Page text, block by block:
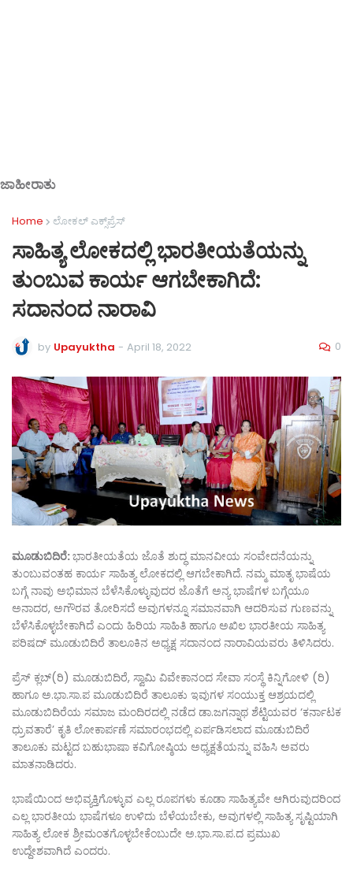
ಜಾಹೀರಾತು
Home ಲೋಕಲ್ ಎಕ್ಸ್‌ಪ್ರೆಸ್
ಸಾಹಿತ್ಯ ಲೋಕದಲ್ಲಿ ಭಾರತೀಯತೆಯನ್ನು
ತುಂಬುವ ಕಾರ್ಯ ಆಗಬೇಕಾಗಿದೆ:
ಸದಾನಂದ ನಾರಾವಿ
by Upayuktha - April 18, 2022 0
ಮೂಡುಬಿದಿರೆ:ಭಾರತೀಯತೆಯ ಜೊತೆ ಶುದ್ಧ ಮಾನವೀಯ ಸಂವೇದನೆಯನ್ನು
ತುಂಬುವಂತಹ ಕಾರ್ಯ ಸಾಹಿತ್ಯ ಲೋಕದಲ್ಲಿ ಆಗಬೇಕಾಗಿದೆ. ನಮ್ಮ ಮಾತೃ ಭಾಷೆಯ
ಬಗ್ಗೆ ನಾವು ಅಭಿಮಾನ ಬೆಳೆಸಿಕೊಳ್ಳುವುದರ ಜೊತೆಗೆ ಅನ್ಯ ಭಾಷೆಗಳ ಬಗ್ಗೆಯೂ
ಅನಾದರ, ಅಗೌರವ ತೋರಿಸದೆ ಅವುಗಳನ್ನೂ ಸಮಾನವಾಗಿ ಆದರಿಸುವ ಗುಣವನ್ನು
ಬೆಳೆಸಿಕೊಳ್ಳಬೇಕಾಗಿದೆ ಎಂದು ಹಿರಿಯ ಸಾಹಿತಿ ಹಾಗೂ ಅಖಿಲ ಭಾರತೀಯ ಸಾಹಿತ್ಯ
ಪರಿಷದ್ ಮೂಡುಬಿದಿರೆ ತಾಲೂಕಿನ ಅಧ್ಯಕ್ಷ ಸದಾನಂದ ನಾರಾವಿಯವರು ತಿಳಿಸಿದರು.
ಪ್ರೆಸ್ ಕ್ಲಬ್(ರಿ) ಮೂಡುಬಿದಿರೆ, ಸ್ವಾಮಿ ವಿವೇಕಾನಂದ ಸೇವಾ ಸಂಸ್ಥೆ ಕಿನ್ನಿಗೋಳಿ (ರಿ)
ಹಾಗೂ ಅ.ಭಾ.ಸಾ.ಪ ಮೂಡುಬಿದಿರೆ ತಾಲೂಕು ಇವುಗಳ ಸಂಯುಕ್ತ ಆಶ್ರಯದಲ್ಲಿ
ಮೂಡುಬಿದಿರೆಯ ಸಮಾಜ ಮಂದಿರದಲ್ಲಿ ನಡೆದ ಡಾ.ಜಗನ್ನಾಥ ಶೆಟ್ಟಿಯವರ ‘ಕರ್ನಾಟಕ
ಧ್ರುವತಾರೆ’ ಕೃತಿ ಲೋಕಾರ್ಪಣೆ ಸಮಾರಂಭದಲ್ಲಿ ಏರ್ಪಡಿಸಲಾದ ಮೂಡುಬಿದಿರೆ
ತಾಲೂಕು ಮಟ್ಟದ ಬಹುಭಾಷಾ ಕವಿಗೋಷ್ಠಿಯ ಅಧ್ಯಕ್ಷತೆಯನ್ನು ವಹಿಸಿ ಅವರು
ಮಾತನಾಡಿದರು.
ಭಾಷೆಯಿಂದ ಅಭಿವ್ಯಕ್ತಿಗೊಳ್ಳುವ ಎಲ್ಲ ರೂಪಗಳು ಕೂಡಾ ಸಾಹಿತ್ಯವೇ ಆಗಿರುವುದರಿಂದ
ಎಲ್ಲ ಭಾರತೀಯ ಭಾಷೆಗಳೂ ಉಳಿದು ಬೆಳೆಯಬೇಕು, ಅವುಗಳಲ್ಲಿ ಸಾಹಿತ್ಯ ಸೃಷ್ಟಿಯಾಗಿ
ಸಾಹಿತ್ಯ ಲೋಕ ಶ್ರೀಮಂತಗೊಳ್ಳಬೇಕೆಂಬುದೇ ಅ.ಭಾ.ಸಾ.ಪ.ದ ಪ್ರಮುಖ
ಉದ್ದೇಶವಾಗಿದೆ ಎಂದರು.